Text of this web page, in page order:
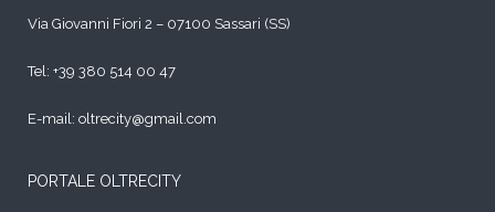
Via Giovanni Fiori 2 – 07100 Sassari (SS)
Tel: +39 380 514 00 47
E-mail: oltrecity@gmail.com
PORTALE OLTRECITY